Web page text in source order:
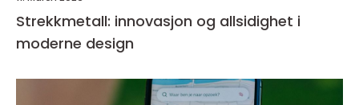
Strekkmetall: innovasjon og allsidighet i
moderne design